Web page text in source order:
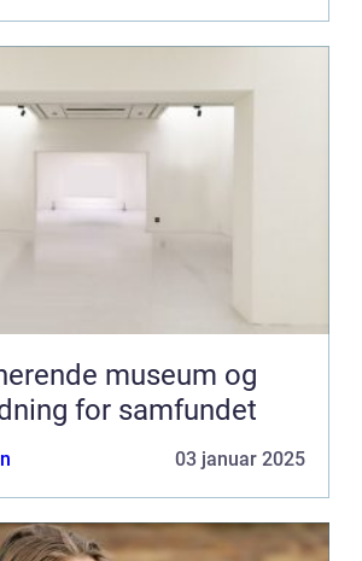
museum og
for samfundet
03 januar 2025